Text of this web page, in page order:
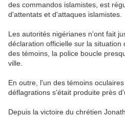
des commandos islamistes, est
d'attentats et d'attaques islamistes.
Les autorités nigérianes n'ont fait
déclaration officielle sur la situation
des témoins, la police boucle
ville.
En outre, l'un des témoins
déflagrations s'était produite près
Depuis la victoire du chrétien